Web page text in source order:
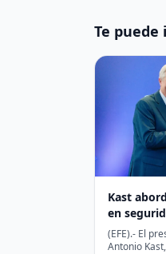
Te
Kast
en
Espriella
reunión
(EFE).- El
Antonio